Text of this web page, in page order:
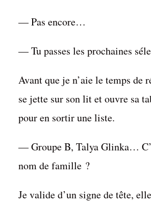
— Pas encore…
— Tu passes les prochaines
Avant que je n’aie le temps de
se jette sur son lit et ouvre sa
pour en sortir une liste.
— Groupe B, Talya Glinka…
nom de famille ?
Je valide d’un signe de tête,